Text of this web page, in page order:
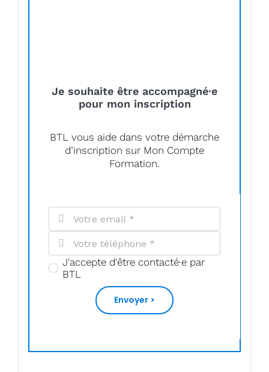
Je souhaite être accompagné·e
pour mon inscription
BTL vous aide dans votre démarche
d’inscription sur Mon Compte
Formation.
J'accepte d'être contacté·e par
BTL
Envoyer >